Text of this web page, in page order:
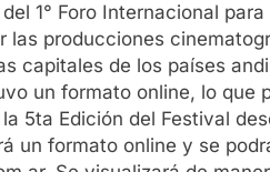
1° Foro Internacional
las producciones
capitales de los países
un formato online, lo que
5ta Edición del Festival
un formato online y se